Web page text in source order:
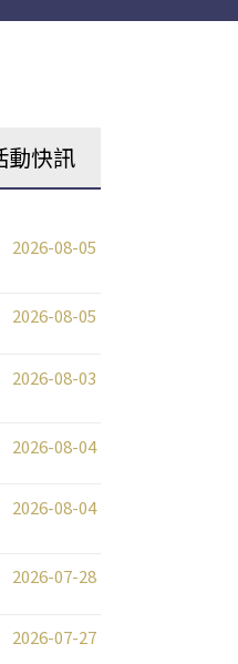
動快訊
2026-08-05
2026-08-05
2026-08-03
2026-08-04
2026-08-04
2026-07-28
2026-07-27